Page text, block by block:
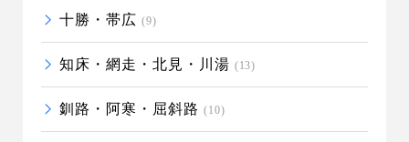
十勝・帯広 (9)
知床・網走・北見・川湯 (13)
釧路・阿寒・屈斜路 (10)